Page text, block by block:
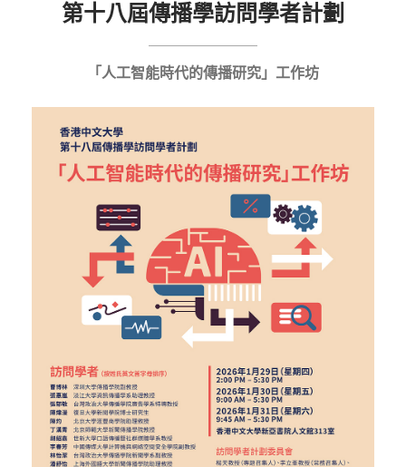
第十八屆傳播學訪問學者計劃
「人工智能時代的傳播研究」工作坊